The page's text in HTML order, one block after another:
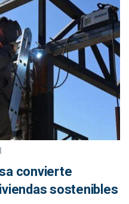
convierte
sostenibles